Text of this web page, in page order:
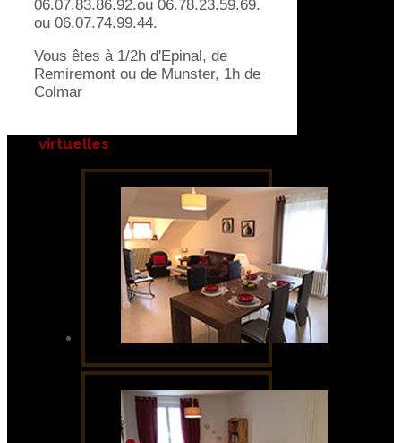
06.07.83.86.92.ou 06.78.23.59.69.
ou 06.07.74.99.44.
Vous êtes à 1/2h d'Epinal, de
Remiremont ou de Munster, 1h de
Colmar
virtuelles